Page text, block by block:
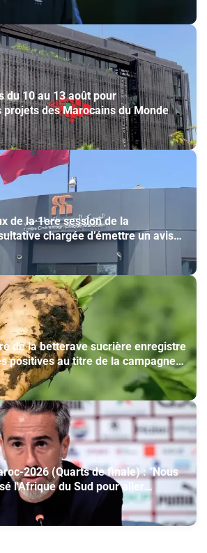
du 10 au 13 août pour
projets des Marocains du Monde
de la 1ere session de la
chargée d’émettre un avis
la carte du professionnel du
de la betterave sucrière enregistre
positives au titre de la campagne
2026 (Quarts de finale) : "Nous
l'Afrique du Sud pour aller
(Jorge Vilda)